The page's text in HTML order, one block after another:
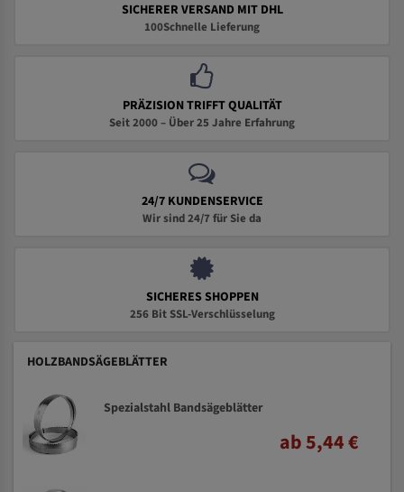
SICHERER VERSAND MIT DHL
100Schnelle Lieferung
PRÄZISION TRIFFT QUALITÄT
Seit 2000 – Über 25 Jahre Erfahrung
24/7 KUNDENSERVICE
Wir sind 24/7 für Sie da
SICHERES SHOPPEN
256 Bit SSL-Verschlüsselung
HOLZBANDSÄGEBLÄTTER
Spezialstahl Bandsägeblätter
ab 5,44 €